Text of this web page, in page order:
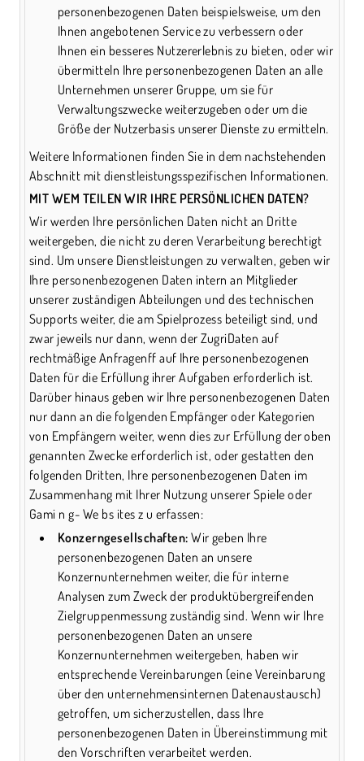
personenbezogenen Daten beispielsweise, um den
Ihnen angebotenen Service zu verbessern oder
Ihnen ein besseres Nutzererlebnis zu bieten, oder wir
übermitteln Ihre personenbezogenen Daten an alle
Unternehmen unserer Gruppe, um sie für
Verwaltungszwecke weiterzugeben oder um die
Größe der Nutzerbasis unserer Dienste zu ermitteln.
Weitere Informationen finden Sie in dem nachstehenden
Abschnitt mit dienstleistungsspezifischen Informationen.
MIT WEM TEILEN WIR IHRE PERSÖNLICHEN DATEN?
Wir werden Ihre persönlichen Daten nicht an Dritte
weitergeben, die nicht zu deren Verarbeitung berechtigt
sind. Um unsere Dienstleistungen zu verwalten, geben wir
Ihre personenbezogenen Daten intern an Mitglieder
unserer zuständigen Abteilungen und des technischen
Supports weiter, die am Spielprozess beteiligt sind, und
zwar jeweils nur dann, wenn der ZugriDaten auf
rechtmäßige Anfragenff auf Ihre personenbezogenen
Daten für die Erfüllung ihrer Aufgaben erforderlich ist.
Darüber hinaus geben wir Ihre personenbezogenen Daten
nur dann an die folgenden Empfänger oder Kategorien
von Empfängern weiter, wenn dies zur Erfüllung der oben
genannten Zwecke erforderlich ist, oder gestatten den
folgenden Dritten, Ihre personenbezogenen Daten im
Zusammenhang mit Ihrer Nutzung unserer Spiele oder
Gami n g- We bs ites z u erfassen:
Konzerngesellschaften:Wir geben Ihre
personenbezogenen Daten an unsere
Konzernunternehmen weiter, die für interne
Analysen zum Zweck der produktübergreifenden
Zielgruppenmessung zuständig sind. Wenn wir Ihre
personenbezogenen Daten an unsere
Konzernunternehmen weitergeben, haben wir
entsprechende Vereinbarungen (eine Vereinbarung
über den unternehmensinternen Datenaustausch)
getroffen, um sicherzustellen, dass Ihre
personenbezogenen Daten in Übereinstimmung mit
den Vorschriften verarbeitet werden.